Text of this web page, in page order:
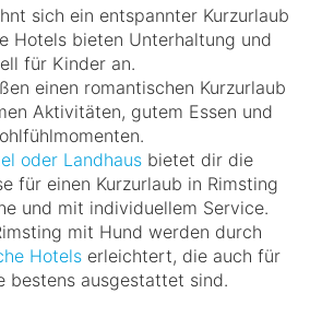
sich ein entspannter Kurzurlaub
Hotels bieten Unterhaltung und
für Kinder an.
einen romantischen Kurzurlaub
Aktivitäten, gutem Essen und
oder Landhaus bietet dir die
für einen Kurzurlaub in Rimsting
und mit individuellem Service.
mit Hund werden durch
Hotels erleichtert, die auch für
bestens ausgestattet sind.